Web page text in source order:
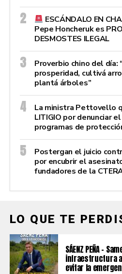
ESCÁNDALO EN
Pepe Honcheruk es
DESMOSTES ILEGAL
Proverbio chino del día:
prosperidad, cultivá
plantá árboles”
La ministra Pettovello
LITIGIO por denunciar
programas de
Postergan el juicio
por encubrir el
fundadores de la
LO QUE TE
SÁENZ PEÑA –
infraestructura
evitar la